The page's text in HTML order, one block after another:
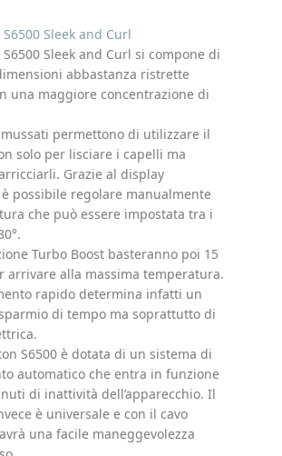
Sleek and Curl
Sleek and Curl si compone di
abbastanza ristrette
una maggiore concentrazione di
permettono di utilizzare il
solo per lisciare i capelli ma
Grazie al display
possibile regolare manualmente
che può essere impostata tra i
Turbo Boost basteranno poi 15
arrivare alla massima temperatura.
rapido determina infatti un
di tempo ma soprattutto di
S6500 è dotata di un sistema di
automatico che entra in funzione
di inattività dell’apparecchio. Il
è universale e con il cavo
una facile maneggevolezza